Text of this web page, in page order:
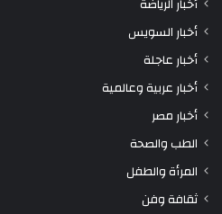
أخبار السويس
أخبار عاجلة
أخبار عربية وعالمية
أخبار مصر
الطب والصحة
المرأة والطفل
ثقافة وفن